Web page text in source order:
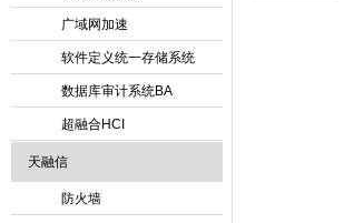
广域网加速
软件定义统一存储系统
数据库审计系统BA
超融合HCI
天融信
防火墙